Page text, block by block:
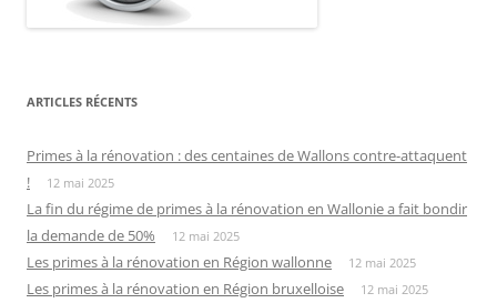
ARTICLES RÉCENTS
Primes à la rénovation : des centaines de Wallons contre-attaquent
!
12 mai 2025
La fin du régime de primes à la rénovation en Wallonie a fait bondir
la demande de 50%
12 mai 2025
Les primes à la rénovation en Région wallonne 12 mai 2025
Les primes à la rénovation en Région bruxelloise 12 mai 2025